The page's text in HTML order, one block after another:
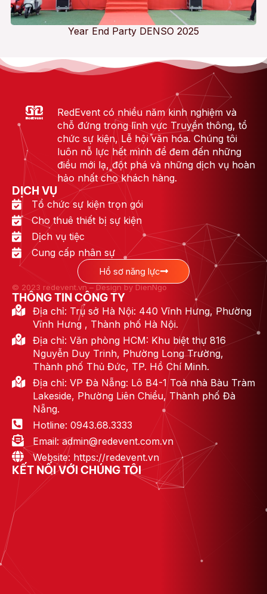
Year End Party DENSO 2025
RedEvent có nhiều năm kinh nghiệm và
chỗ đứng trong lĩnh vực Truyền thông, tổ
chức sự kiện, Lễ hội văn hóa. Chúng tôi
luôn nỗ lực hết mình để đem đến những
điều mới lạ, đột phá và những dịch vụ hoàn
hảo nhất cho khách hàng.
DỊCH VỤ
Tổ chức sự kiện trọn gói
Cho thuê thiết bị sự kiện
Dịch vụ tiệc
Cung cấp nhân sự
Hồ sơ năng lực
© 2023 redevent.vn – Design by DienNgo
THÔNG TIN CÔNG TY
Địa chỉ: Trụ sở Hà Nội: 440 Vĩnh Hưng, Phường
Vĩnh Hưng , Thành phố Hà Nội.
Địa chỉ: Văn phòng HCM: Khu biệt thự 816
Nguyễn Duy Trinh, Phường Long Trường,
Thành phố Thủ Đức, TP. Hồ Chí Minh.
Địa chỉ: VP Đà Nẵng: Lô B4-1 Toà nhà Bàu Tràm
Lakeside, Phường Liên Chiểu, Thành phố Đà
Nẵng.
Hotline: 0943.68.3333
Email: admin@redevent.com.vn
Website: https://redevent.vn
KẾT NỐI VỚI CHÚNG TÔI